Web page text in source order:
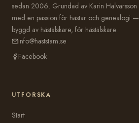
sedan 2006. Grundad av Karin Halvarsson
med en passion för hästar och genealogi —
byggd av hästälskare, för hästälskare.
info@haststam.se
Facebook
UTFORSKA
Start